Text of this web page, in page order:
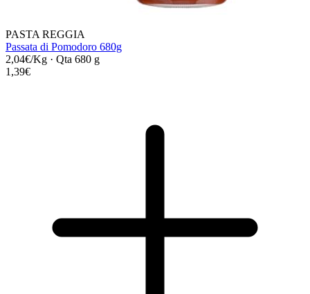
PASTA REGGIA
Passata di Pomodoro 680g
2,04€/Kg · Qta 680 g
1,39€